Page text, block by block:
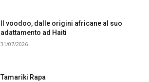
Il voodoo, dalle origini africane al suo
adattamento ad Haiti
31/07/2026
Tamariki Rapa